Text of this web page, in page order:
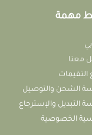
مهمة
معنا
التقيمات
الشحن والتوصيل
التبديل واﻹسترجاع
الخصوصية